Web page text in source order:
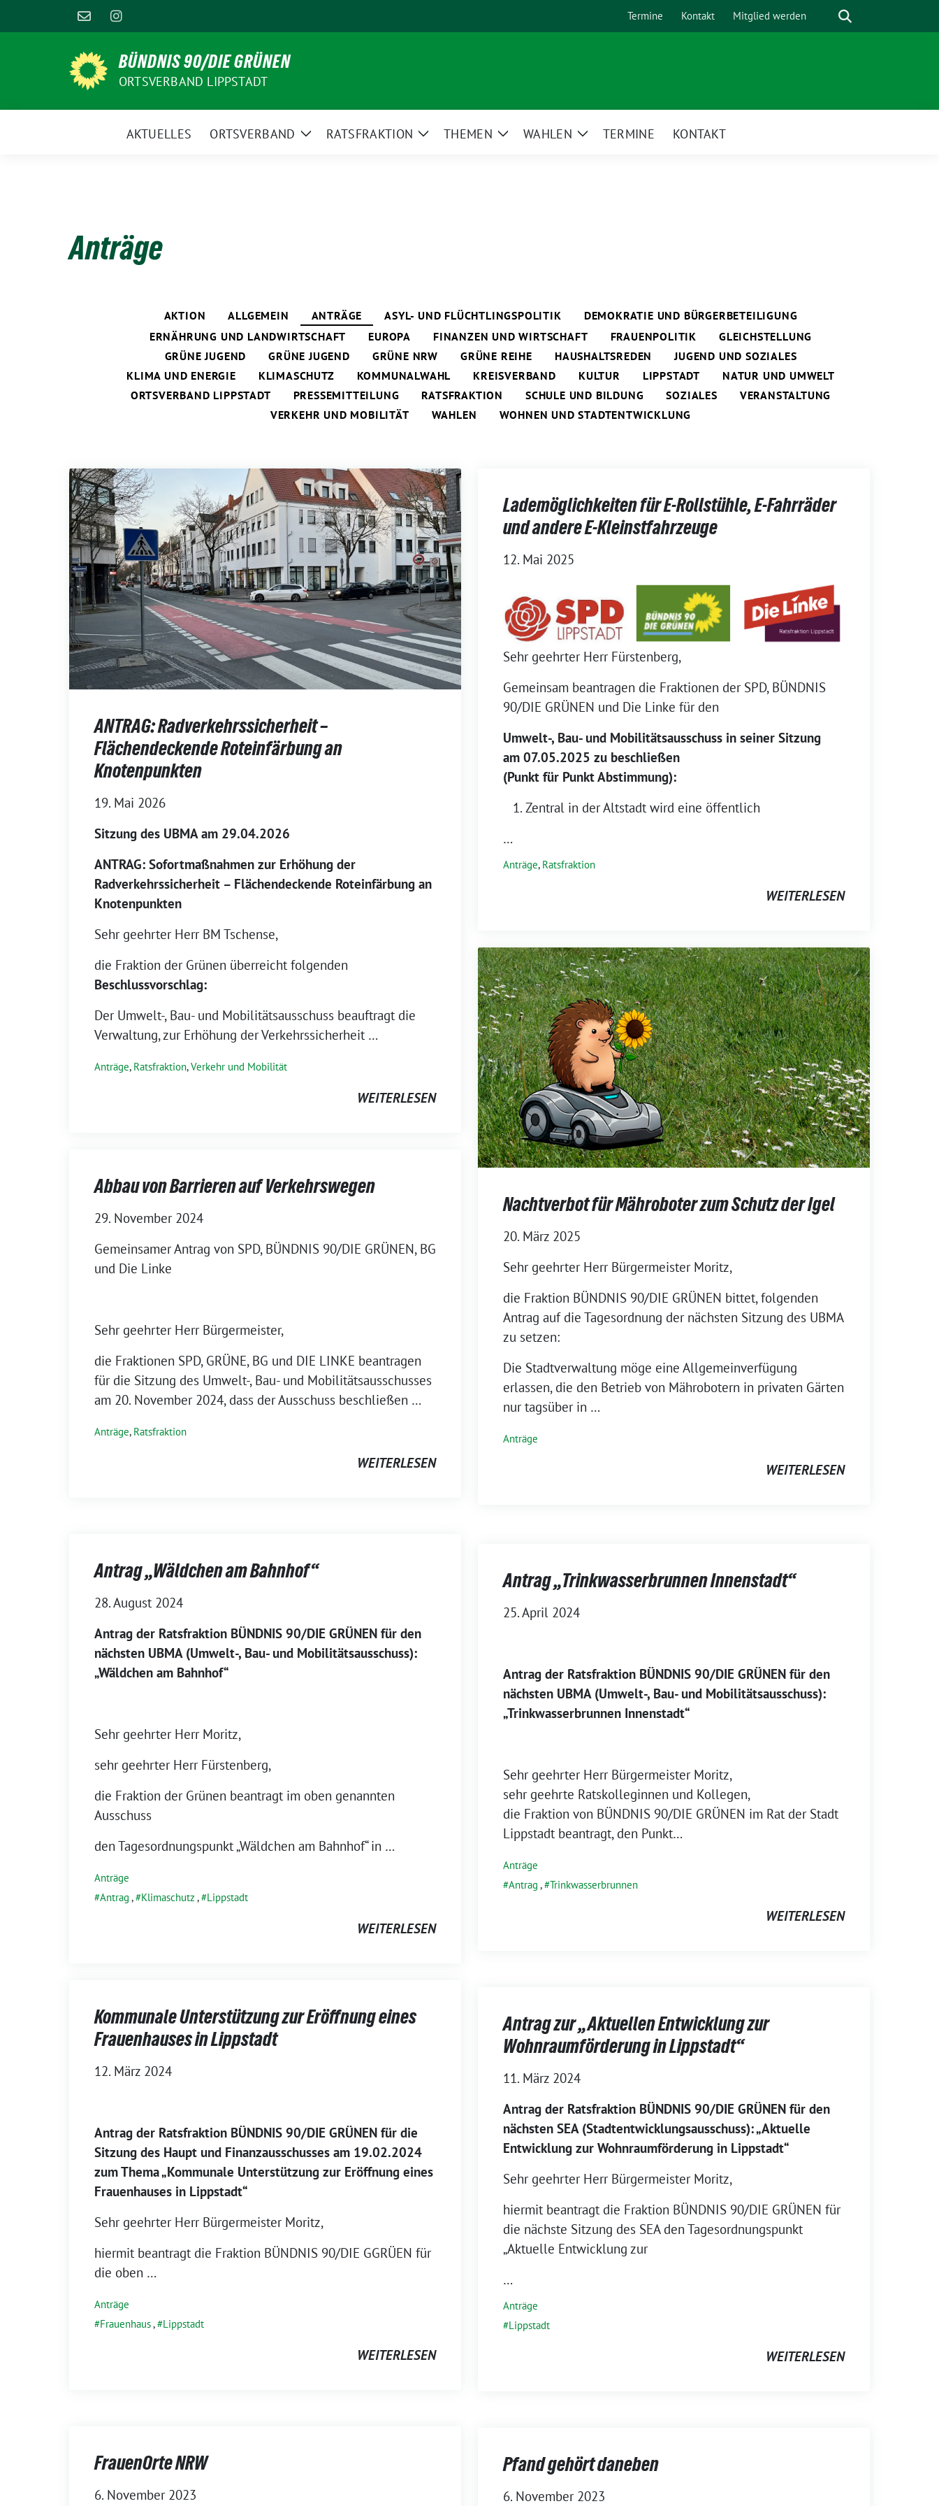
zum
Termine Kontakt Mitglied werden Suche
BÜNDNIS 90/DIE GRÜNEN
ORTSVERBAND LIPPSTADT
AKTUELLES ORTSVERBAND
ZeigeRATSFRAKTION
ZeigeTHEMEN
ZeigeWAHLEN
ZeigeTERMINE KONTAKT
Anträge
AKTION ALLGEMEIN ANTRÄGE ASYL- UND FLÜCHTLINGSPOLITIK
DEMOKRATIE UND BÜRGERBETEILIGUNG
ERNÄHRUNG UND LANDWIRTSCHAFT
EUROPA FINANZEN UND WIRTSCHAFT FRAUENPOLITIK
GLEICHSTELLUNG
GRÜNE JUGEND
GRÜNE JUGEND GRÜNE NRW GRÜNE REIHE HAUSHALTSREDEN
JUGEND UND SOZIALES
KLIMA UND ENERGIE
KLIMASCHUTZ KOMMUNALWAHL KREISVERBAND KULTUR LIPPSTADT
NATUR UND UMWELT
ORTSVERBAND LIPPSTADT
PRESSEMITTEILUNG RATSFRAKTION SCHULE UND BILDUNG SOZIALES
VERANSTALTUNG
VERKEHR UND MOBILITÄT
WAHLEN WOHNEN UND STADTENTWICKLUNG
ANTRAG: Radverkehrssicherheit –
Flächendeckende Roteinfärbung an
Knotenpunkten
19. Mai 2026
Sitzung des UBMA am 29.04.2026
ANTRAG: Sofortmaßnahmen zur Erhöhung der
Radverkehrssicherheit – Flächendeckende Roteinfärbung an
Knotenpunkten
Sehr geehrter Herr BM Tschense,
die Fraktion der Grünen überreicht folgenden
Beschlussvorschlag:
Der Umwelt-, Bau- und Mobilitätsausschuss beauftragt die
Verwaltung, zur Erhöhung der Verkehrssicherheit …
Anträge, Ratsfraktion,Verkehr und Mobilität
WEITERLESEN
Lademöglichkeiten für E-Rollstühle, E-Fahrräder
und andere E-Kleinstfahrzeuge
12. Mai 2025
Sehr geehrter Herr Fürstenberg,
Gemeinsam beantragen die Fraktionen der SPD, BÜNDNIS
90/DIE GRÜNEN und Die Linke für den
Umwelt-, Bau- und Mobilitätsausschuss in seiner Sitzung
am 07.05.2025 zu beschließen
(Punkt für Punkt Abstimmung):
Zentral in der Altstadt wird eine öffentlich
…
Anträge, Ratsfraktion
WEITERLESEN
Nachtverbot für Mähroboter zum Schutz der Igel
20. März 2025
Sehr geehrter Herr Bürgermeister Moritz,
die Fraktion BÜNDNIS 90/DIE GRÜNEN bittet, folgenden
Antrag auf die Tagesordnung der nächsten Sitzung des UBMA
zu setzen:
Die Stadtverwaltung möge eine Allgemeinverfügung
erlassen, die den Betrieb von Mährobotern in privaten Gärten
nur tagsüber in …
Anträge
WEITERLESEN
Abbau von Barrieren auf Verkehrswegen
29. November 2024
Gemeinsamer Antrag von SPD, BÜNDNIS 90/DIE GRÜNEN, BG
und Die Linke
Sehr geehrter Herr Bürgermeister,
die Fraktionen SPD, GRÜNE, BG und DIE LINKE beantragen
für die Sitzung des Umwelt-, Bau- und Mobilitätsausschusses
am 20. November 2024, dass der Ausschuss beschließen …
Anträge, Ratsfraktion
WEITERLESEN
Antrag „Wäldchen am Bahnhof“
28. August 2024
Antrag der Ratsfraktion BÜNDNIS 90/DIE GRÜNEN für den
nächsten UBMA (Umwelt-, Bau- und Mobilitätsausschuss):
„Wäldchen am Bahnhof“
Sehr geehrter Herr Moritz,
sehr geehrter Herr Fürstenberg,
die Fraktion der Grünen beantragt im oben genannten
Ausschuss
den Tagesordnungspunkt „Wäldchen am Bahnhof“ in …
Anträge
Antrag , Klimaschutz , Lippstadt
WEITERLESEN
Antrag „Trinkwasserbrunnen Innenstadt“
25. April 2024
Antrag der Ratsfraktion BÜNDNIS 90/DIE GRÜNEN für den
nächsten UBMA (Umwelt-, Bau- und Mobilitätsausschuss):
„Trinkwasserbrunnen Innenstadt“
Sehr geehrter Herr Bürgermeister Moritz,
sehr geehrte Ratskolleginnen und Kollegen,
die Fraktion von BÜNDNIS 90/DIE GRÜNEN im Rat der Stadt
Lippstadt beantragt, den Punkt…
Anträge
Antrag , Trinkwasserbrunnen
WEITERLESEN
Kommunale Unterstützung zur Eröffnung eines
Frauenhauses in Lippstadt
12. März 2024
Antrag der Ratsfraktion BÜNDNIS 90/DIE GRÜNEN für die
Sitzung des Haupt und Finanzausschusses am 19.02.2024
zum Thema „Kommunale Unterstützung zur Eröffnung eines
Frauenhauses in Lippstadt“
Sehr geehrter Herr Bürgermeister Moritz,
hiermit beantragt die Fraktion BÜNDNIS 90/DIE GGRÜEN für
die oben …
Anträge
Frauenhaus, Lippstadt
WEITERLESEN
Antrag zur „Aktuellen Entwicklung zur
Wohnraumförderung in Lippstadt“
11. März 2024
Antrag der Ratsfraktion BÜNDNIS 90/DIE GRÜNEN für den
nächsten SEA (Stadtentwicklungsausschuss): „Aktuelle
Entwicklung zur Wohnraumförderung in Lippstadt“
Sehr geehrter Herr Bürgermeister Moritz,
hiermit beantragt die Fraktion BÜNDNIS 90/DIE GRÜNEN für
die nächste Sitzung des SEA den Tagesordnungspunkt
„Aktuelle Entwicklung zur
…
Anträge
Lippstadt
WEITERLESEN
FrauenOrte NRW
6. November 2023
Pfand gehört daneben
6. November 2023